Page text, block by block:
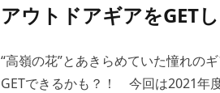
アウトドアギアをGET
“高嶺の花”とあきらめていた憧れの
GETできるかも？！ 今回は2021年